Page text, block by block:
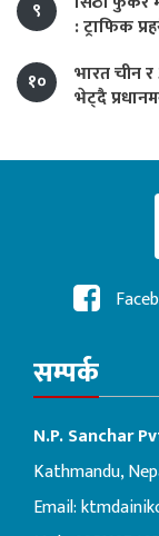
९
: ट्राफिक
१०
भारत चीन
भेट्दै
सम्पर्क
N.P. Sanchar
Kathmandu,
Email: